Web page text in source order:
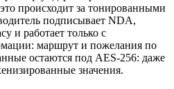
происходит за тонированными
подписывает NDA,
и работает только с
маршрут и пожелания по
остаются под AES-256: даже
значения.